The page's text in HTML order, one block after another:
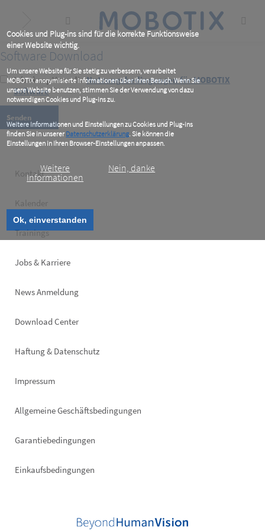
Cookies und Plug-ins sind für die korrekte Funktionsweise
einer Website wichtig.
Um unsere Website für Sie stetig zu verbessern, verarbeitet
MOBOTIX anonymisierte Informationen über Ihren Besuch. Wenn Sie
unsere Website benutzen, stimmen Sie der Verwendung von dazu
notwendigen Cookies und Plug-ins zu.
Weitere Informationen und Einstellungen zu Cookies und Plug-ins
finden Sie in unsererDatenschutzerklärung. Sie können die
Einstellungen in Ihren Browser-Einstellungen anpassen.
Weitere
Informationen
Nein, danke
Ok, einverstanden
content
Software Download
Ich akzeptiere dieNutzungsbedingungen für MOBOTIX
Software*
Footer
Kontakt
Kalender
Trainings
Jobs & Karriere
News Anmeldung
Footer
Download Center
Haftung & Datenschutz
Impressum
Allgemeine Geschäftsbedingungen
Garantiebedingungen
Einkaufsbedingungen